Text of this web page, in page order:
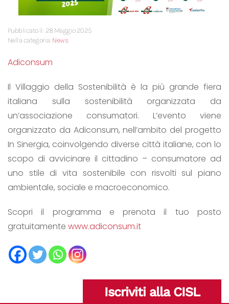
Pubblicato il: 28 Maggio 2025
Nella categoria:News
Adiconsum
Il Villaggio della Sostenibilità è la più grande fiera
italiana sulla sostenibilità organizzata da
un’associazione consumatori. L’evento viene
organizzato da Adiconsum, nell’ambito del progetto
In Sinergia, coinvolgendo diverse città italiane, con lo
scopo di avvicinare il cittadino – consumatore ad
uno stile di vita sostenibile con risvolti sul piano
ambientale, sociale e macroeconomico.
Scopri il programma e prenota il tuo posto
gratuitamente www.adiconsum.it
Iscriviti alla CISL